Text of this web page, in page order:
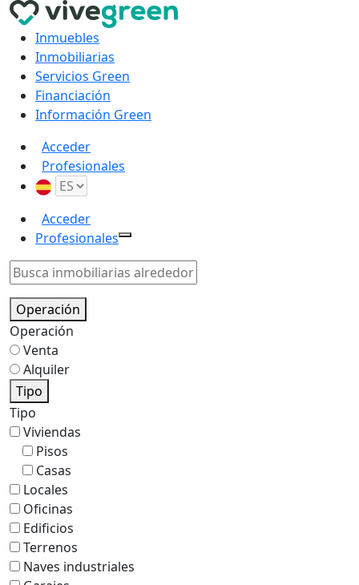
Inmuebles
Inmobiliarias
Servicios Green
Financiación
Información Green
Acceder
Profesionales
Acceder
Profesionales
Operación
Operación
Venta
Alquiler
Tipo
Tipo
Viviendas
Pisos
Casas
Locales
Oficinas
Edificios
Terrenos
Naves industriales